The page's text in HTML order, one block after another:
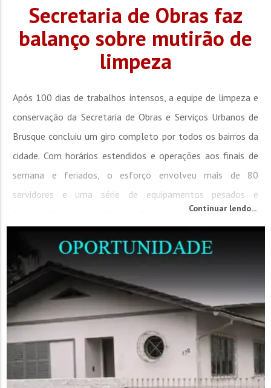
Secretaria de Obras faz
balanço sobre mutirão de
limpeza
Após 100 dias de trabalhos intensos, a equipe de limpeza e
conservação da Secretaria de Obras e Serviços Urbanos de
Brusque concluiu um giro completo por todos os bairros da
cidade. Com horários estendidos e operações aos finais de
semana e feriados, o esforço envolveu mais de 80
servidores e uma série de equipamentos pesados e
ferramentas especializadas. Durante este período, as
Continuar lendo...